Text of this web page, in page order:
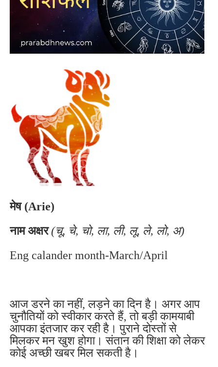
मेष (Arie)
नाम अक्षर (चू, चे, चो, ला, ली, लू, ले, लो, अ)
Eng calander month-March/April
आज डरने का नहीं, लड़ने का दिन है। अगर आप
चुनौतियों को स्वीकार करते हैं, तो बड़ी कामयाबी
आपका इंतजार कर रही है। पुराने दोस्तों से
मिलकर मन खुश होगा। संतान की शिक्षा को लेकर
कोई अच्छी खबर मिल सकती है।